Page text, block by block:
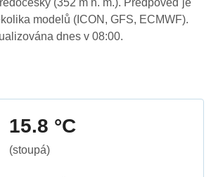
(352 m n. m.). Předpověď je
modelů (ICON, GFS, ECMWF).
dnes v 08:00.
15.8 °C
(stoupá)